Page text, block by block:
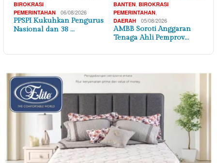
BIROKRASI
PEMERINTAHAN
06/08/2026
PPSPI Kukuhkan Pengurus
Nasional dan 38 …
BANTEN BIROKRASI
PEMERINTAHAN
DAERAH 05/08/2026
AMBB Soroti Anggaran
Tenaga Ahli Pemprov…